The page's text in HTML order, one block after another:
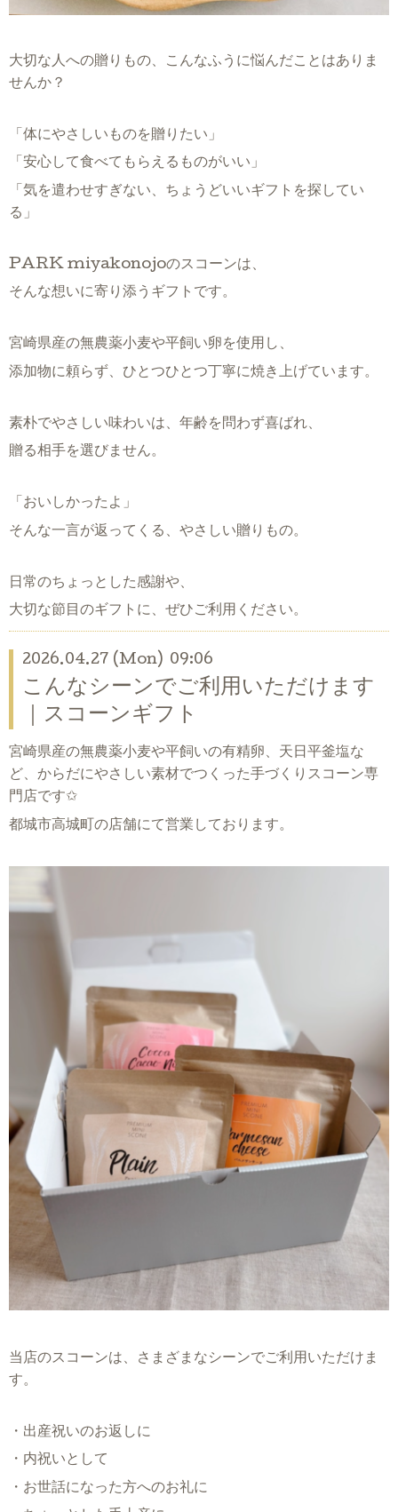
大切な人への贈りもの、こんなふうに悩んだことはありま
せんか？
「体にやさしいものを贈りたい」
「安心して食べてもらえるものがいい」
「気を遣わせすぎない、ちょうどいいギフトを探してい
る」
PARK miyakonojoのスコーンは、
そんな想いに寄り添うギフトです。
宮崎県産の無農薬小麦や平飼い卵を使用し、
添加物に頼らず、ひとつひとつ丁寧に焼き上げています。
素朴でやさしい味わいは、年齢を問わず喜ばれ、
贈る相手を選びません。
「おいしかったよ」
そんな一言が返ってくる、やさしい贈りもの。
日常のちょっとした感謝や、
大切な節目のギフトに、ぜひご利用ください。
2026.04.27 (Mon) 09:06
こんなシーンでご利用いただけます
｜スコーンギフト
宮崎県産の無農薬小麦や平飼いの有精卵、天日平釜塩な
ど、からだにやさしい素材でつくった手づくりスコーン専
門店です✩
都城市高城町の店舗にて営業しております。
当店のスコーンは、さまざまなシーンでご利用いただけま
す。
・出産祝いのお返しに
・内祝いとして
・お世話になった方へのお礼に